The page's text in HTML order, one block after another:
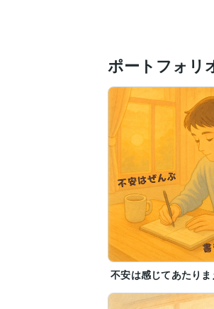
そしてある日、限
心療内科に通うこ
1年以上の治療期
自分と向き合い
その経験をきっ
そう思うようにな
心理カウンセラ
これまでご相談
「優しい声で、安
「話しているう
「気づいてなか
そんな暖かいお
もう、ひとりで
ポートフォリ
不安は感じてあたりま